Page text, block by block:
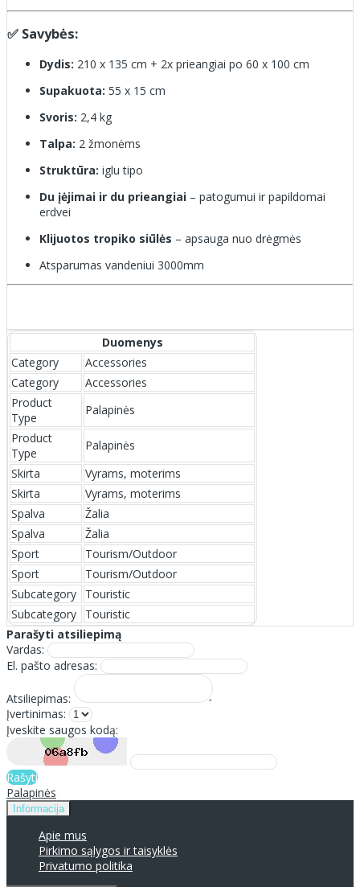
✅ Savybės:
Dydis: 210 x 135 cm + 2x prieangiai po 60 x 100 cm
Supakuota: 55 x 15 cm
Svoris: 2,4 kg
Talpa: 2 žmonėms
Struktūra: iglu tipo
Du įėjimai ir du prieangiai – patogumui ir papildomai
erdvei
Klijuotos tropiko siūlės – apsauga nuo drėgmės
Atsparumas vandeniui 3000mm
Duomenys
Category
Accessories
Category
Accessories
Product
Type
Palapinės
Product
Type
Palapinės
Skirta
Vyrams, moterims
Skirta
Vyrams, moterims
Spalva
Žalia
Spalva
Žalia
Sport
Tourism/Outdoor
Sport
Tourism/Outdoor
Subcategory
Touristic
Subcategory
Touristic
Parašyti atsiliepimą
Vardas:
El. pašto adresas:
Atsiliepimas:
Įvertinimas:
Įveskite saugos kodą:
Rašyti
Palapinės
Informacija
Apie mus
Pirkimo sąlygos ir taisyklės
Privatumo politika